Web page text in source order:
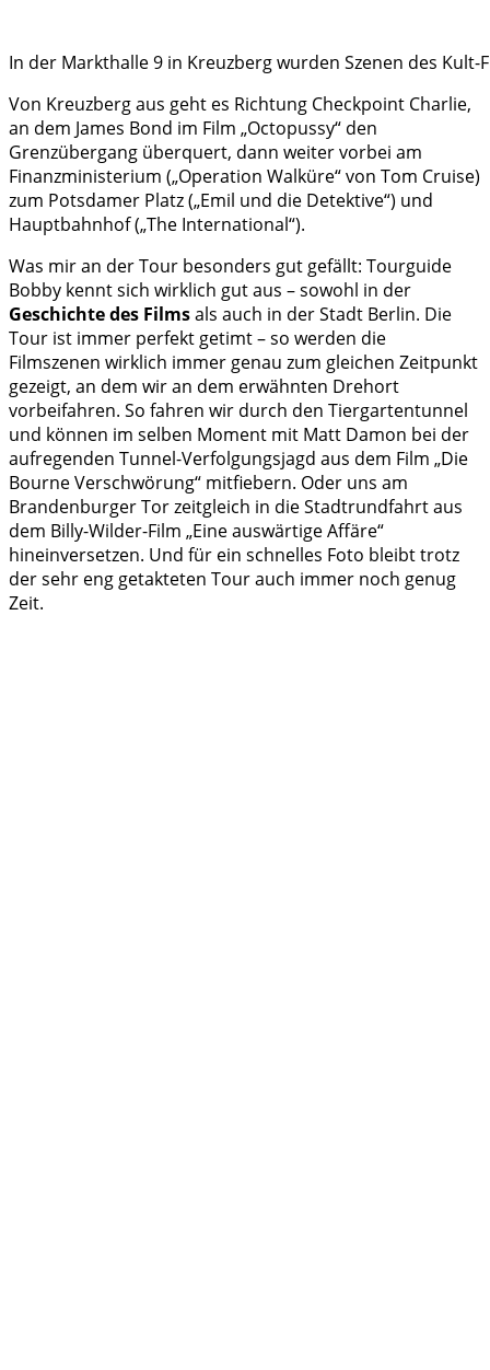
In der Markthalle 9 in Kreuzberg wurden Szenen des Kult-
Von Kreuzberg aus geht es Richtung Checkpoint Charlie,
an dem James Bond im Film „Octopussy“ den
Grenzübergang überquert, dann weiter vorbei am
Finanzministerium („Operation Walküre“ von Tom Cruise)
zum Potsdamer Platz („Emil und die Detektive“) und
Hauptbahnhof („The International“).
Was mir an der Tour besonders gut gefällt: Tourguide
Bobby kennt sich wirklich gut aus – sowohl in der
Geschichte des Filmsals auch in der Stadt Berlin. Die
Tour ist immer perfekt getimt – so werden die
Filmszenen wirklich immer genau zum gleichen Zeitpunkt
gezeigt, an dem wir an dem erwähnten Drehort
vorbeifahren. So fahren wir durch den Tiergartentunnel
und können im selben Moment mit Matt Damon bei der
aufregenden Tunnel-Verfolgungsjagd aus dem Film „Die
Bourne Verschwörung“ mitfiebern. Oder uns am
Brandenburger Tor zeitgleich in die Stadtrundfahrt aus
dem Billy-Wilder-Film „Eine auswärtige Affäre“
hineinversetzen. Und für ein schnelles Foto bleibt trotz
der sehr eng getakteten Tour auch immer noch genug
Zeit.